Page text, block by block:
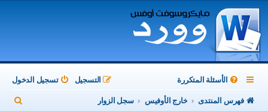
الأسئلة المتكررة تسجيل الدخول
التسجيل
فهرس المنتدى
خارج الأوفيس سجل الزوار